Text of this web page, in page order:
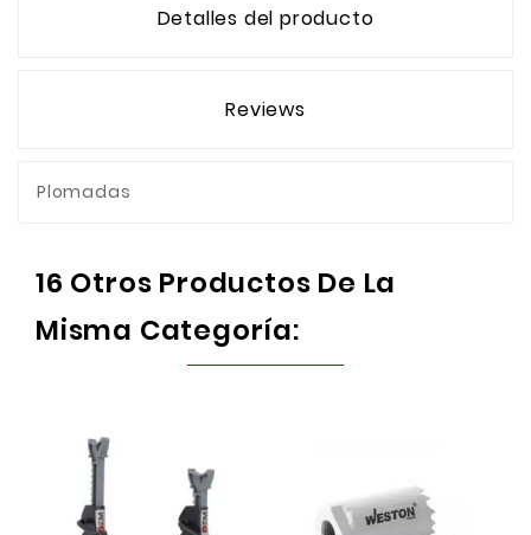
Detalles del producto
Reviews
Plomadas
16 Otros Productos De La
Misma Categoría: